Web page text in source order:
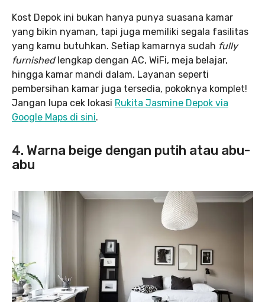
Kost Depok ini bukan hanya punya suasana kamar
yang bikin nyaman, tapi juga memiliki segala fasilitas
yang kamu butuhkan. Setiap kamarnya sudah fully
furnishedlengkap dengan AC, WiFi, meja belajar,
hingga kamar mandi dalam. Layanan seperti
pembersihan kamar juga tersedia, pokoknya komplet!
Jangan lupa cek lokasi Rukita Jasmine Depok via
Google Maps di sini.
4. Warna beige dengan putih atau abu-
abu